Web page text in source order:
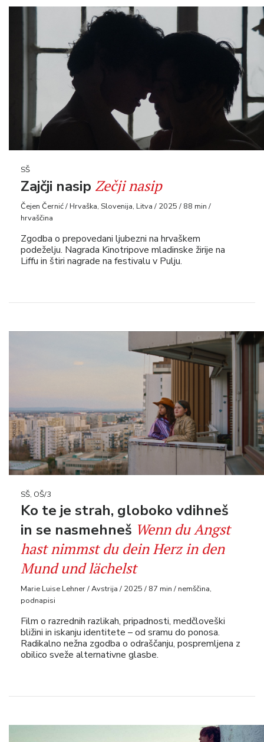
SŠ
Zajčji nasip Zečji nasip
Čejen Černić / Hrvaška, Slovenija, Litva / 2025 / 88 min /
hrvaščina
Zgodba o prepovedani ljubezni na hrvaškem
podeželju. Nagrada Kinotripove mladinske žirije na
Liffu in štiri nagrade na festivalu v Pulju.
SŠ, OŠ/3
Ko te je strah, globoko vdihneš
in se nasmehneš Wenn du Angst
hast nimmst du dein Herz in den
Mund und lächelst
Marie Luise Lehner / Avstrija / 2025 / 87 min / nemščina,
podnapisi
Film o razrednih razlikah, pripadnosti, medčloveški
bližini in iskanju identitete – od sramu do ponosa.
Radikalno nežna zgodba o odraščanju, pospremljena z
obilico sveže alternativne glasbe.